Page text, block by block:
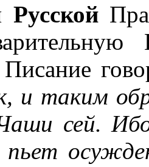
Русской
и таким
сей.